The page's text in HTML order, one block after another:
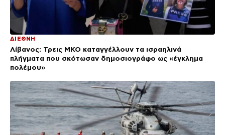
ΔΙΕΘΝΗ
Λίβανος: Τρεις ΜΚΟ καταγγέλλουν τα ισραηλινά
πλήγματα που σκότωσαν δημοσιογράφο ως «έγκλημα
πολέμου»